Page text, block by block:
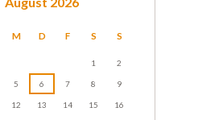
M D F S S
1 2
5 6 7 8 9
12 13 14 15 16